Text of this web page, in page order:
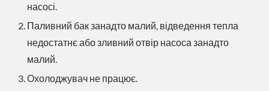
насосі.
Паливний бак занадто малий, відведення тепла
недостатнє або зливний отвір насоса занадто
малий.
Охолоджувач не працює.